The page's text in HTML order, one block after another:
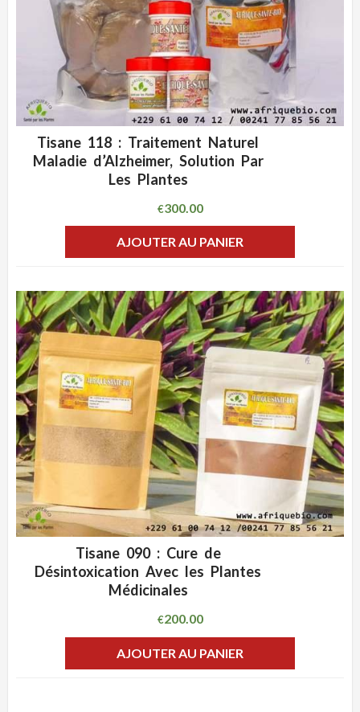
ADD WISHLIST
Tisane 118 : Traitement Naturel
Maladie d’Alzheimer, Solution Par
Les Plantes
€300.00
AJOUTER AU PANIER
ADD WISHLIST
Tisane 090 : Cure de
Désintoxication Avec les Plantes
Médicinales
€200.00
AJOUTER AU PANIER